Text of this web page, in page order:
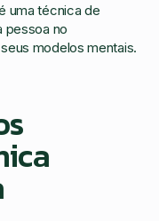
uma técnica de
pessoa no
modelos mentais.